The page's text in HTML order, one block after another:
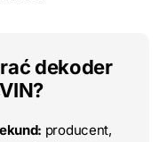
dekoder
producent,